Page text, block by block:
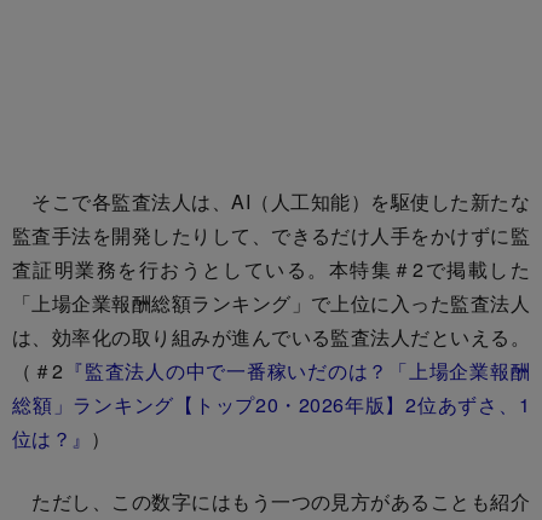
そこで各監査法人は、AI（人工知能）を駆使した新たな
監査手法を開発したりして、できるだけ人手をかけずに監
査証明業務を行おうとしている。本特集＃2で掲載した
「上場企業報酬総額ランキング」で上位に入った監査法人
は、効率化の取り組みが進んでいる監査法人だといえる。
（＃2 『監査法人の中で一番稼いだのは？「上場企業報酬
総額」ランキング【トップ20・2026年版】2位あずさ、1
位は？』 ）
ただし、この数字にはもう一つの見方があることも紹介